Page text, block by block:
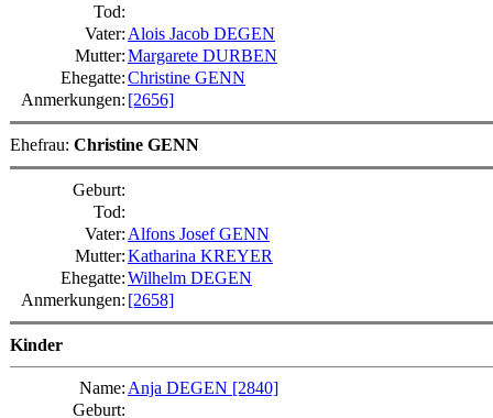
Tod:
Vater: Alois Jacob DEGEN
Mutter:Margarete DURBEN
Ehegatte:Christine GENN
Anmerkungen: [2656]
Ehefrau: Christine GENN
Geburt:
Tod:
Vater: Alfons Josef GENN
Mutter:Katharina KREYER
Ehegatte:Wilhelm DEGEN
Anmerkungen: [2658]
Kinder
Name: Anja DEGEN [2840]
Geburt: